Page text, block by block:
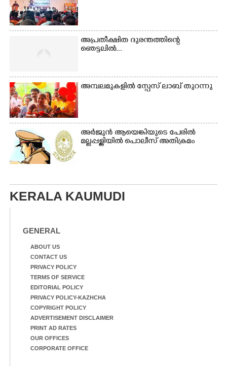
അപ്രതീക്ഷിത ദുരന്തത്തിന്റെ
ഞെട്ടലിൽ...
അമ്പലമുകളിൽ സ്പേസ് ലാബ് തുറന്നു
അർജുൻ ആയെങ്കിയുടെ പേരിൽ
മല്ലപ്പള്ളിയിൽ പൊലീസ് അതിക്രമം
KERALA KAUMUDI
GENERAL
ABOUT US
CONTACT US
PRIVACY POLICY
TERMS OF SERVICE
EDITORIAL POLICY
PRIVACY POLICY-KAZHCHA
COPYRIGHT POLICY
ADVERTISEMENT DISCLAIMER
PRINT AD RATES
OUR OFFICES
CORPORATE OFFICE